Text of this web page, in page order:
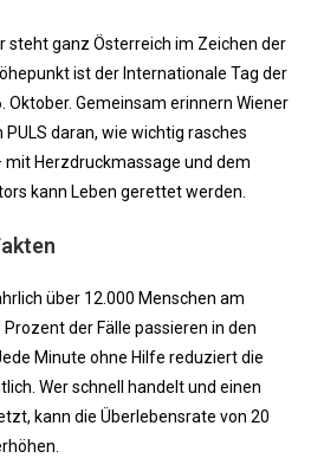
steht ganz Österreich im Zeichen der
ist der Internationale Tag der
Oktober. Gemeinsam erinnern Wiener
daran, wie wichtig rasches
mit Herzdruckmassage und dem
kann Leben gerettet werden.
über 12.000 Menschen am
der Fälle passieren in den
Minute ohne Hilfe reduziert die
Wer schnell handelt und einen
kann die Überlebensrate von 20